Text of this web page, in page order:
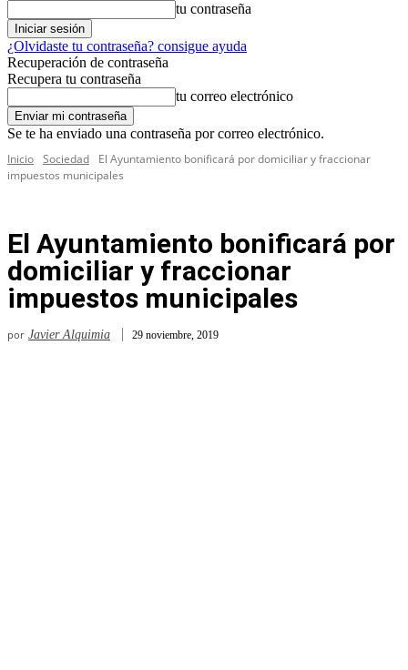
tu contraseña
¿Olvidaste tu contraseña? consigue ayuda
Recuperación de contraseña
Recupera tu contraseña
tu correo electrónico
Se te ha enviado una contraseña por correo electrónico.
Inicio Sociedad
El Ayuntamiento bonificará por domiciliar y fraccionar
impuestos municipales
El Ayuntamiento bonificará por
domiciliar y fraccionar
impuestos municipales
por Javier Alquimia 29 noviembre, 2019